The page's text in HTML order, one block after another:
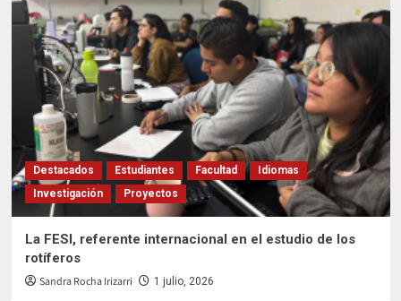
Destacados Estudiantes Facultad
Idiomas
Investigación
Proyectos
La FESI, referente internacional en el estudio de los
rotíferos
Sandra Rocha Irizarri 1 julio, 2026